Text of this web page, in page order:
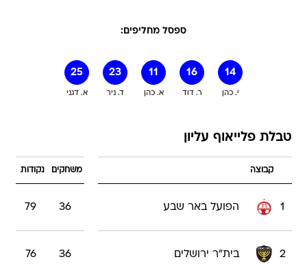
ספסל מחליפים:
25
א. דגני
23
ד. ניר
11
א. כהן
16
ר. דוד
14
י. כהן
טבלת פלייאוף עליון
קבוצה משחקים נקודות
1 הפועל באר שבע 36
79
2 בית"ר ירושלים 36
76